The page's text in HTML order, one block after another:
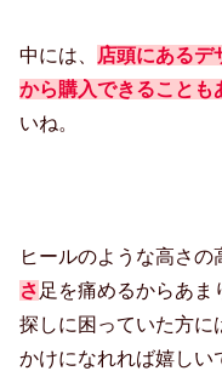
中には、
店頭にあるデ
から購入できることも
いね。
ヒールのような高さの
さ足を痛めるからあま
探しに困っていた方に
かけになれれば嬉しい